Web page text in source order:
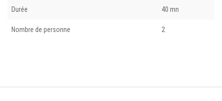
Durée 40 mn
Nombre de personne 2